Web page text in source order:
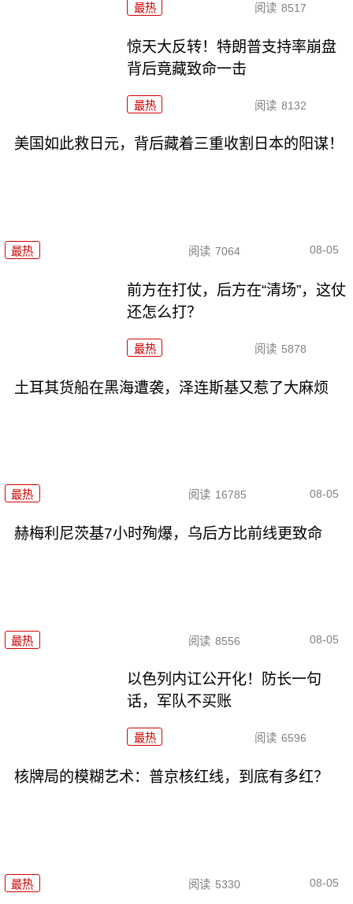
最热 阅读 8517
惊天大反转！特朗普支持率崩盘
背后竟藏致命一击
最热 阅读 8132
美国如此救日元，背后藏着三重收割日本的阳谋！
最热 阅读 7064 08-05
前方在打仗，后方在“清场”，这仗
还怎么打？
最热 阅读 5878
土耳其货船在黑海遭袭，泽连斯基又惹了大麻烦
最热 阅读 16785 08-05
赫梅利尼茨基7小时殉爆，乌后方比前线更致命
最热 阅读 8556 08-05
以色列内讧公开化！防长一句
话，军队不买账
最热 阅读 6596
核牌局的模糊艺术：普京核红线，到底有多红？
最热 阅读 5330 08-05